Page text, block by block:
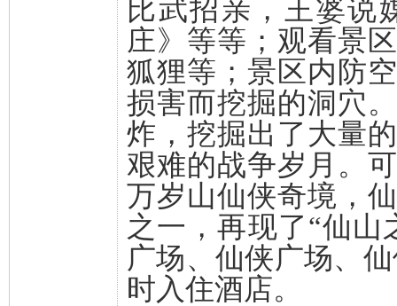
比武招亲，王婆说
庄》等等；观看景
狐狸等；景区内防
损害而挖掘的洞穴
炸，挖掘出了大量
艰难的战争岁月。
万岁山仙侠奇境，
之一，再现了“仙山
广场、仙侠广场、
时入住酒店。